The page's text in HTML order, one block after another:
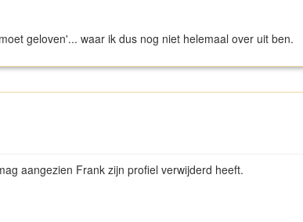
geloven'... waar ik dus nog niet helemaal over uit ben.
aangezien Frank zijn profiel verwijderd heeft.